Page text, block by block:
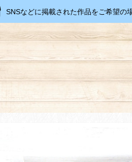
SNSなどに掲載された作品をご希望の